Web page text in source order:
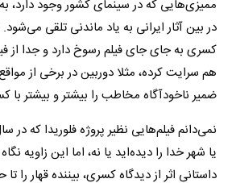
ممیزی‌هایی که در سینمای کشور وجود دارد،
در بین آثار ایرانی به یاد ماندنی تلقی
کسری به جای جای فیلم رسوخ دارد و جدا از
هم سرایت کرده، مثلا دوربین در برخی از مواقع
ضمیر ناخودآگاه مخاطب را بیشتر و بیشتر
نمی‌دانم فیلم‌هایی نظیر پروژه فلوریدا که در
یا شهر خدا را دیده‌اید یا نه، اما این زاویه
داستانی اثر از دیدگاه کسری، بیننده قهار را